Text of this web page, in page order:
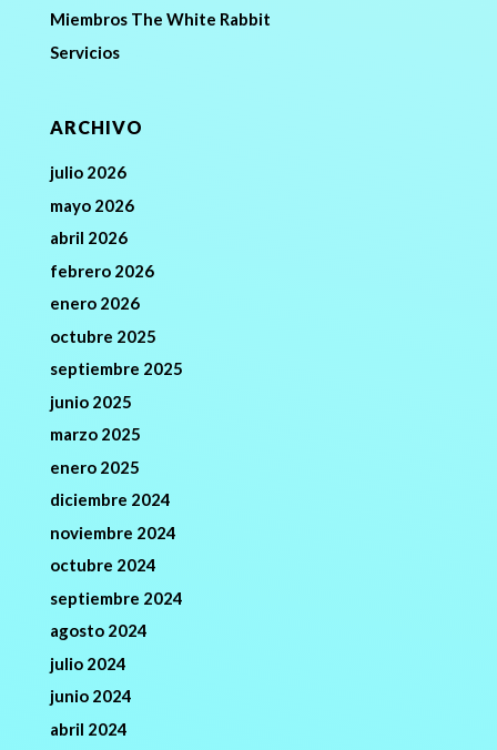
Miembros The White Rabbit
Servicios
ARCHIVO
julio 2026
mayo 2026
abril 2026
febrero 2026
enero 2026
octubre 2025
septiembre 2025
junio 2025
marzo 2025
enero 2025
diciembre 2024
noviembre 2024
octubre 2024
septiembre 2024
agosto 2024
julio 2024
junio 2024
abril 2024